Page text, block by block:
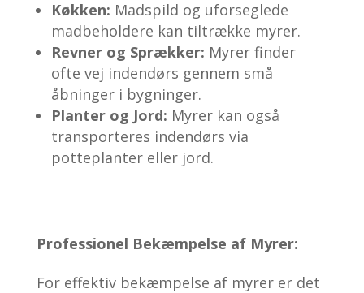
Køkken: Madspild og uforseglede
madbeholdere kan tiltrække myrer.
Revner og Sprækker: Myrer finder
ofte vej indendørs gennem små
åbninger i bygninger.
Planter og Jord: Myrer kan også
transporteres indendørs via
potteplanter eller jord.
Professionel Bekæmpelse af Myrer:
For effektiv bekæmpelse af myrer er det